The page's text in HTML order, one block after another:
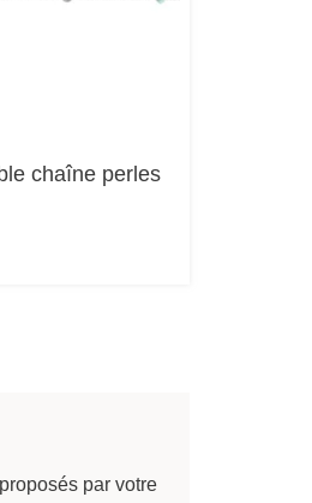
chaîne perles
par votre